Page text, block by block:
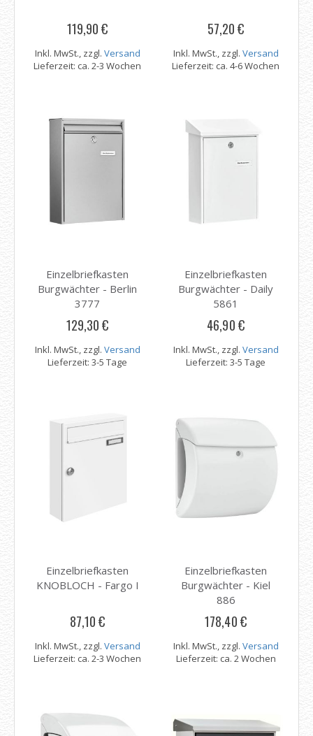
119,90 €
Inkl. MwSt., zzgl. Versand
Lieferzeit: ca. 2-3 Wochen
57,20 €
Inkl. MwSt., zzgl. Versand
Lieferzeit: ca. 4-6 Wochen
Einzelbriefkasten
Burgwächter - Berlin
3777
129,30 €
Inkl. MwSt., zzgl. Versand
Lieferzeit: 3-5 Tage
Einzelbriefkasten
Burgwächter - Daily
5861
46,90 €
Inkl. MwSt., zzgl. Versand
Lieferzeit: 3-5 Tage
Einzelbriefkasten
KNOBLOCH - Fargo I
87,10 €
Inkl. MwSt., zzgl. Versand
Lieferzeit: ca. 2-3 Wochen
Einzelbriefkasten
Burgwächter - Kiel
886
178,40 €
Inkl. MwSt., zzgl. Versand
Lieferzeit: ca. 2 Wochen